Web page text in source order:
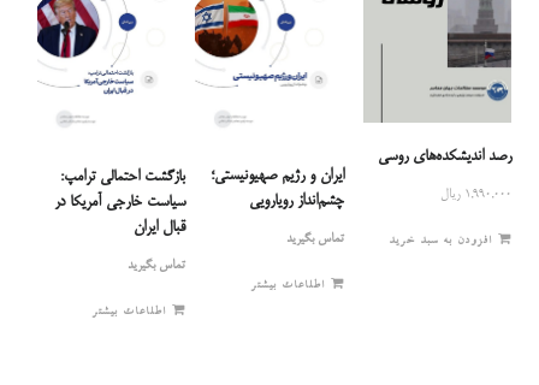
رصد اندیشکده‌های روسی
۱,۹۹۰,۰۰۰ ریال
افزودن به سبد خرید
ایران و رژیم صهیونیستی؛
چشم‌انداز رویارویی
تماس بگیرید
اطلاعات بیشتر
بازگشت احتمالی ترامپ:
سیاست خارجی آمریکا در
قبال ایران
تماس بگیرید
اطلاعات بیشتر